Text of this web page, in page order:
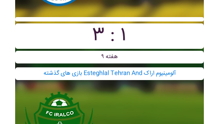
۳ : ۱
هفته ۹
بازی های گذشته Esteghlal Tehran And آلومينيوم اراک